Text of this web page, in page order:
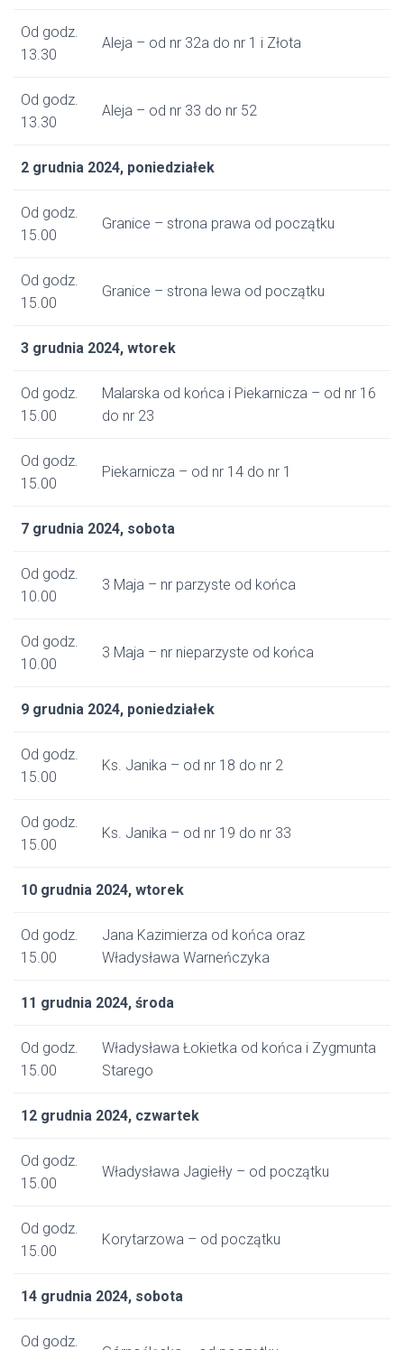
Od godz.
13.30
Aleja – od nr 32a do nr 1 i Złota
Od godz.
13.30
Aleja – od nr 33 do nr 52
2 grudnia 2024, poniedziałek
Od godz.
15.00
Granice – strona prawa od początku
Od godz.
15.00
Granice – strona lewa od początku
3 grudnia 2024, wtorek
Od godz.
15.00
Malarska od końca i Piekarnicza – od nr 16
do nr 23
Od godz.
15.00
Piekarnicza – od nr 14 do nr 1
7 grudnia 2024, sobota
Od godz.
10.00
3 Maja – nr parzyste od końca
Od godz.
10.00
3 Maja – nr nieparzyste od końca
9 grudnia 2024, poniedziałek
Od godz.
15.00
Ks. Janika – od nr 18 do nr 2
Od godz.
15.00
Ks. Janika – od nr 19 do nr 33
10 grudnia 2024, wtorek
Od godz.
15.00
Jana Kazimierza od końca oraz
Władysława Warneńczyka
11 grudnia 2024, środa
Od godz.
15.00
Władysława Łokietka od końca i Zygmunta
Starego
12 grudnia 2024, czwartek
Od godz.
15.00
Władysława Jagiełły – od początku
Od godz.
15.00
Korytarzowa – od początku
14 grudnia 2024, sobota
Od godz.